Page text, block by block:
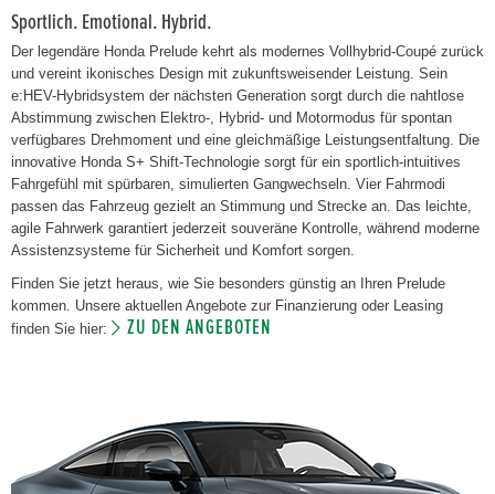
Sportlich. Emotional. Hybrid.
Der legendäre Honda Prelude kehrt als modernes Vollhybrid-Coupé zurück
und vereint ikonisches Design mit zukunftsweisender Leistung. Sein
e:HEV-Hybridsystem der nächsten Generation sorgt durch die nahtlose
Abstimmung zwischen Elektro-, Hybrid- und Motormodus für spontan
verfügbares Drehmoment und eine gleichmäßige Leistungsentfaltung. Die
innovative Honda S+ Shift-Technologie sorgt für ein sportlich-intuitives
Fahrgefühl mit spürbaren, simulierten Gangwechseln. Vier Fahrmodi
passen das Fahrzeug gezielt an Stimmung und Strecke an. Das leichte,
agile Fahrwerk garantiert jederzeit souveräne Kontrolle, während moderne
Assistenzsysteme für Sicherheit und Komfort sorgen.
Finden Sie jetzt heraus, wie Sie besonders günstig an Ihren Prelude
kommen. Unsere aktuellen Angebote zur Finanzierung oder Leasing
finden Sie hier:
ZU DEN ANGEBOTEN